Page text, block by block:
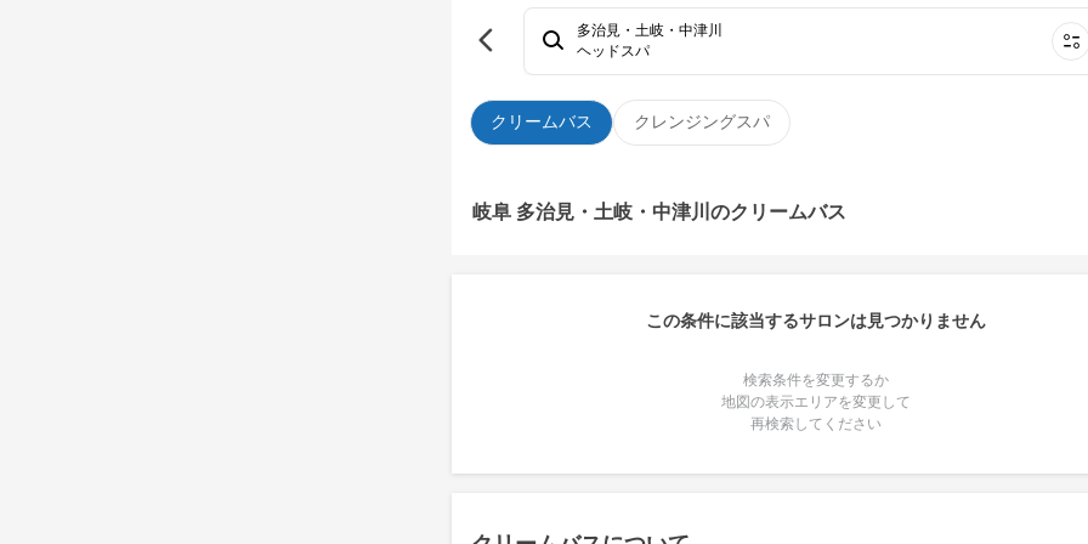
クリームバス クレンジングスパ
多治見・土岐・中津川
ヘッドスパ
岐阜 多治見・土岐・中津川のクリームバス
この条件に該当するサロンは見つかりません
検索条件を変更するか
地図の表示エリアを変更して
再検索してください